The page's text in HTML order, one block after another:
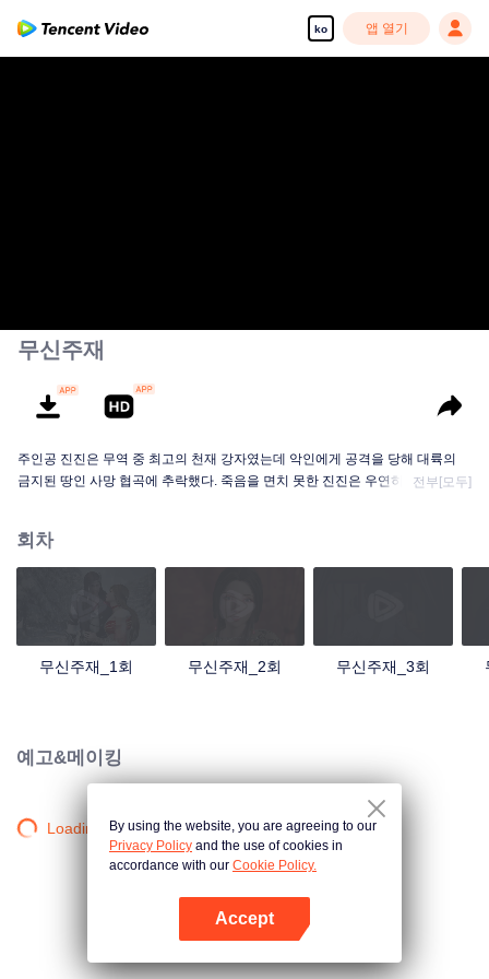
ko 앱 열기
무신주재
주인공 진진은 무역 중 최고의 천재 강자였는데 악인에게 공격을 당해 대륙의
금지된 땅인 사망 협곡에 추락했다. 죽음을 면치 못한 진진은 우연히 신비한 고
을 지키기 위해 진진은 의연하게 천하 다섯 나라를 지키는 큰 임무를 짊어지고,
다시 한번 무도길을 밟았다.
전부[모두]
회차
무신주재_1회 무신주재_2회 무신주재_3회
예고&메이킹
Loading…By using the website, you are agreeing to our
Privacy Policy and the use of cookies in
accordance with our Cookie Policy.
Accept